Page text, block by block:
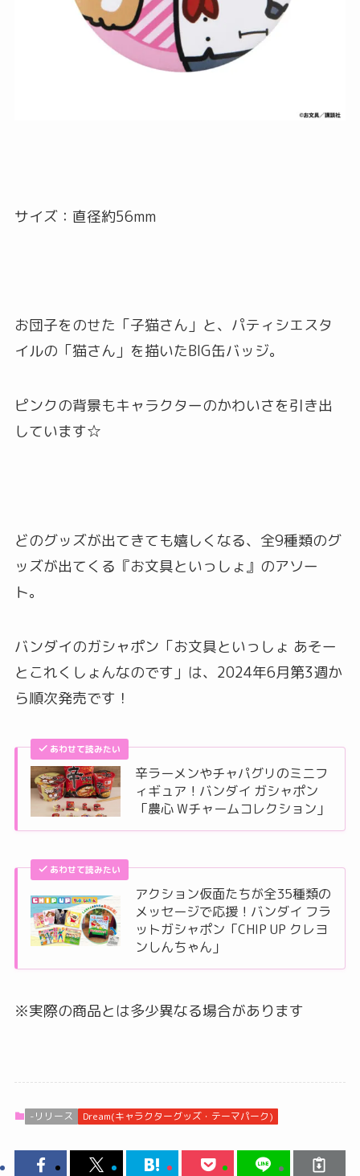
サイズ：直径約56mm
お団子をのせた「子猫さん」と、パティシエスタ
イルの「猫さん」を描いたBIG缶バッジ。
ピンクの背景もキャラクターのかわいさを引き出
しています☆
どのグッズが出てきても嬉しくなる、全9種類のグ
ッズが出てくる『お文具といっしょ』のアソー
ト。
バンダイのガシャポン「お文具といっしょ あそー
とこれくしょんなのです」は、2024年6月第3週か
ら順次発売です！
あわせて読みたい
辛ラーメンやチャパグリのミニフ
ィギュア！バンダイ ガシャポン
「農心 Wチャームコレクション」
あわせて読みたい
アクション仮面たちが全35種類の
メッセージで応援！バンダイ フラ
ットガシャポン「CHIP UP クレヨ
ンしんちゃん」
※実際の商品とは多少異なる場合があります
-リリース Dream(キャラクターグッズ・テーマパーク)